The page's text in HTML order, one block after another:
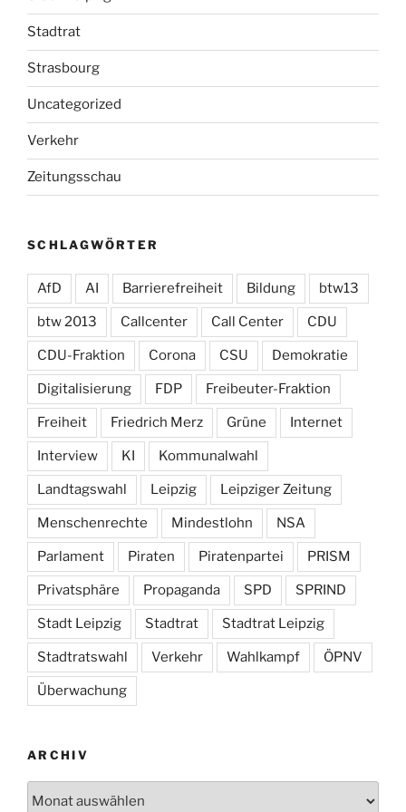
Stadtrat
Strasbourg
Uncategorized
Verkehr
Zeitungsschau
SCHLAGWÖRTER
AfD AI Barrierefreiheit Bildung btw13
btw 2013 Callcenter Call Center CDU
CDU-Fraktion Corona CSU Demokratie
Digitalisierung FDP Freibeuter-Fraktion
Freiheit Friedrich Merz Grüne Internet
Interview KI Kommunalwahl
Landtagswahl Leipzig Leipziger Zeitung
Menschenrechte Mindestlohn NSA
Parlament Piraten Piratenpartei PRISM
Privatsphäre Propaganda SPD SPRIND
Stadt Leipzig Stadtrat Stadtrat Leipzig
Stadtratswahl Verkehr Wahlkampf ÖPNV
Überwachung
ARCHIV